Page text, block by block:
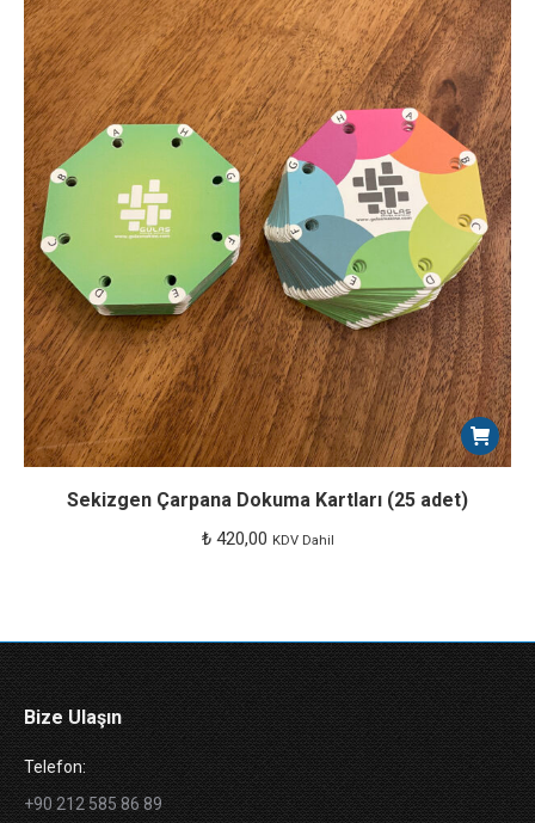
ürün
seçilebilir
Sekizgen Çarpana Dokuma Kartları (25 adet)
₺420,00 KDV Dahil
Bize Ulaşın
Telefon:
+90 212 585 86 89